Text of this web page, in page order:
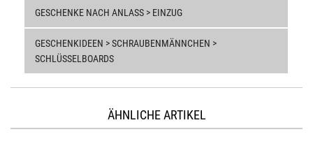
GESCHENKE NACH ANLASS > EINZUG
GESCHENKIDEEN > SCHRAUBENMÄNNCHEN >
SCHLÜSSELBOARDS
ÄHNLICHE ARTIKEL